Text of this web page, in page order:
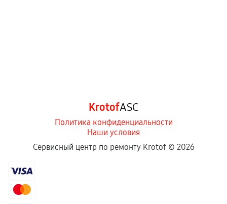
KrotofASC
Политика конфиденциальности
Наши условия
Сервисный центр по ремонту Krotof © 2026